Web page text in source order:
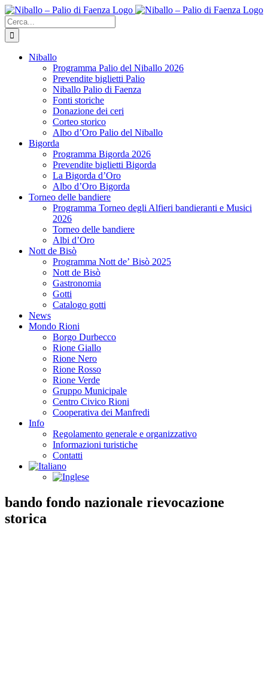
Salta
al
contenuto
Cerca
per:
Niballo
Programma Palio del Niballo 2026
Prevendite biglietti Palio
Niballo Palio di Faenza
Fonti storiche
Donazione dei ceri
Corteo storico
Albo d’Oro Palio del Niballo
Bigorda
Programma Bigorda 2026
Prevendite biglietti Bigorda
La Bigorda d’Oro
Albo d’Oro Bigorda
Torneo delle bandiere
Programma Torneo degli Alfieri bandieranti e Musici
2026
Torneo delle bandiere
Albi d’Oro
Nott de Bisò
Programma Nott deʼ Bisò 2025
Nott de Bisò
Gastronomia
Gotti
Catalogo gotti
News
Mondo Rioni
Borgo Durbecco
Rione Giallo
Rione Nero
Rione Rosso
Rione Verde
Gruppo Municipale
Centro Civico Rioni
Cooperativa dei Manfredi
Info
Regolamento generale e organizzativo
Informazioni turistiche
Contatti
bando fondo nazionale rievocazione
storica